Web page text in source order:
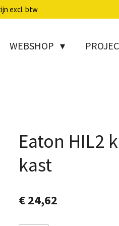
excl. btw
WEBSHOP
Eaton HIL2
kast
€ 24,62